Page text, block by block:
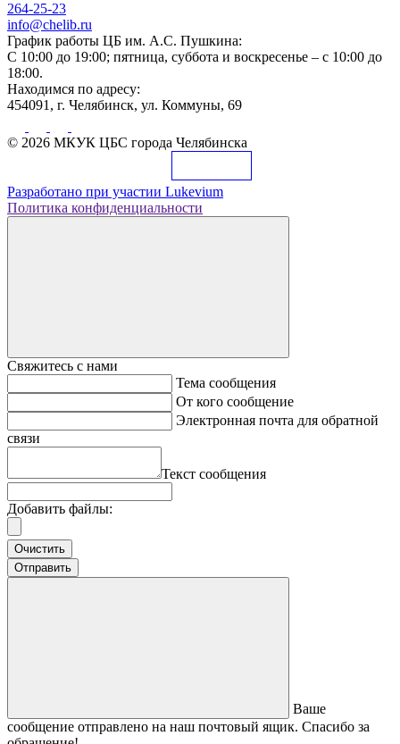
264-25-23
info@chelib.ru
График работы ЦБ им. А.С. Пушкина:
С 10:00 до 19:00; пятница, суббота и воскресенье – с 10:00 до
18:00.
Находимся по адресу:
454091, г. Челябинск, ул. Коммуны, 69
© 2026 МКУК ЦБС города Челябинска
Разработано при участии Lukevium
Политика конфиденциальности
Свяжитесь с нами
Тема сообщения
От кого сообщение
Электронная почта для обратной
связи
Текст сообщения
Добавить файлы:
Очистить
Отправить
Ваше
сообщение отправлено на наш почтовый ящик. Спасибо за